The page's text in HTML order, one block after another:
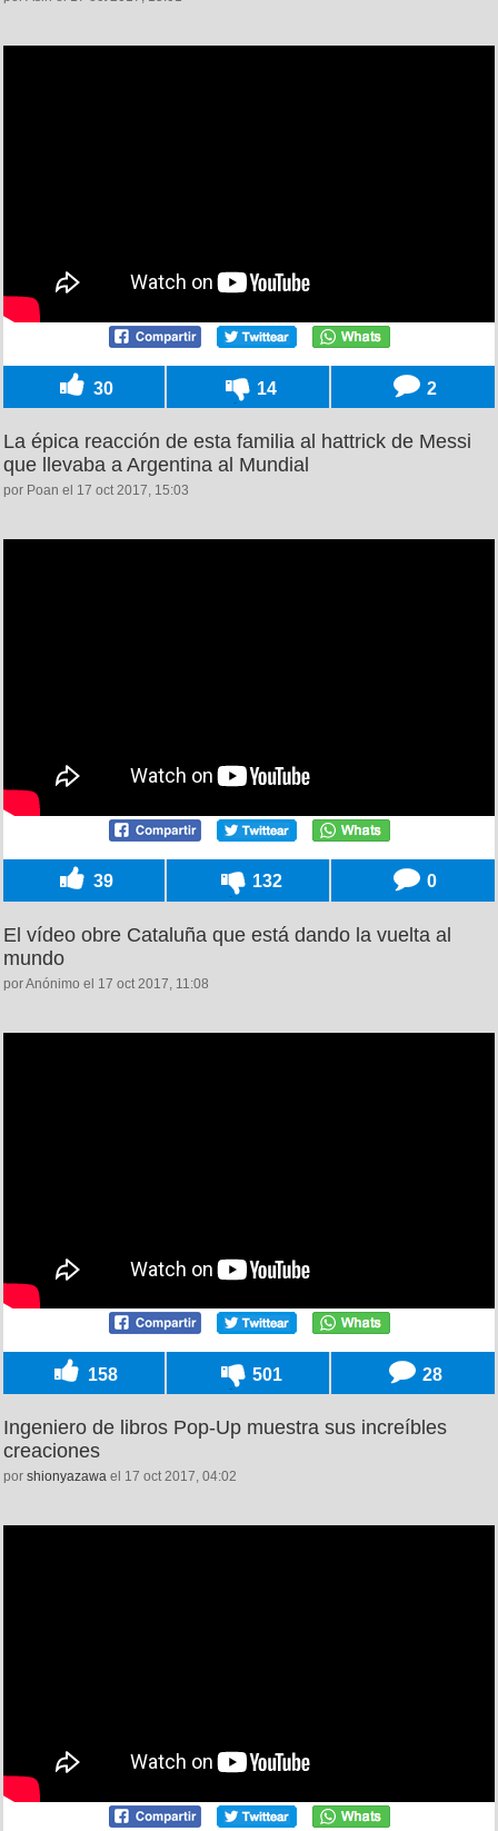
30 14 2
La épica reacción de esta familia al hattrick de Messi
que llevaba a Argentina al Mundial
por Poan el 17 oct 2017, 15:03
39 132 0
El vídeo obre Cataluña que está dando la vuelta al
mundo
por Anónimo el 17 oct 2017, 11:08
158 501 28
Ingeniero de libros Pop-Up muestra sus increíbles
creaciones
por shionyazawa el 17 oct 2017, 04:02